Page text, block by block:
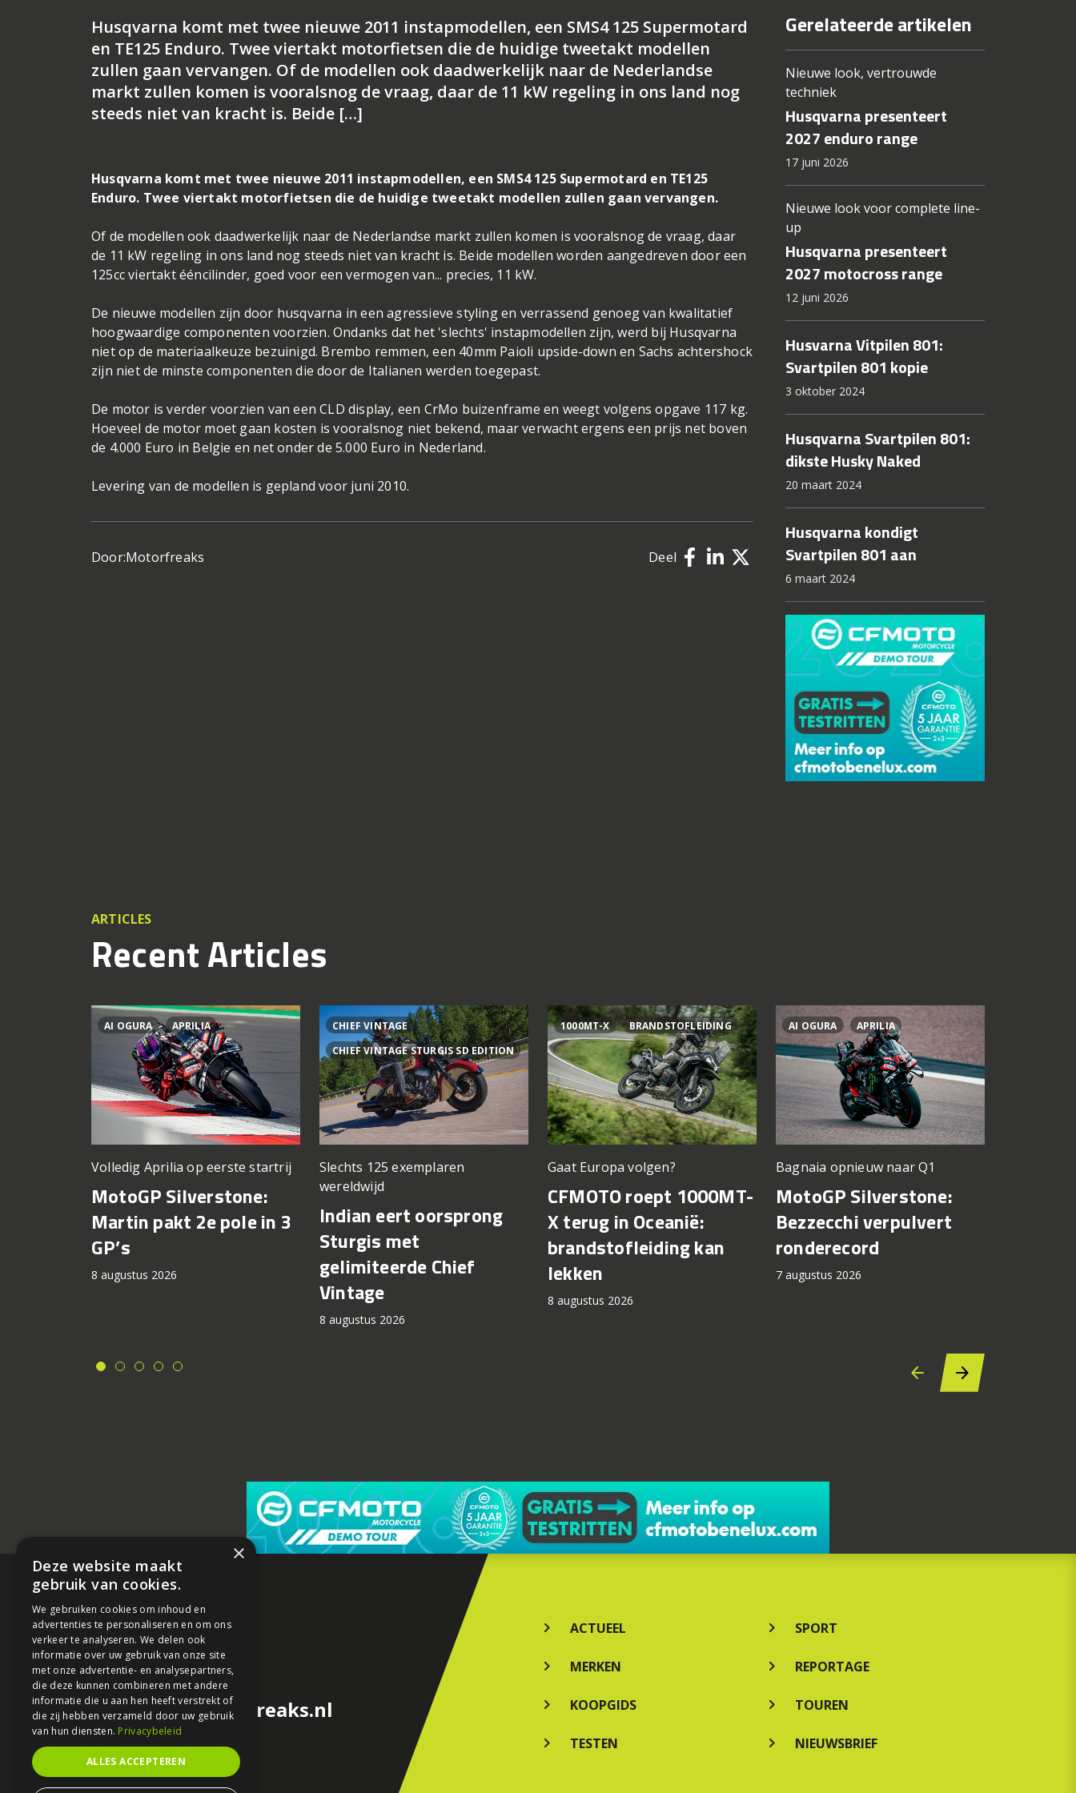
Husqvarna komt met twee nieuwe 2011 instapmodellen, een SMS4 125 Supermotard
en TE125 Enduro. Twee viertakt motorfietsen die de huidige tweetakt modellen
zullen gaan vervangen. Of de modellen ook daadwerkelijk naar de Nederlandse
markt zullen komen is vooralsnog de vraag, daar de 11 kW regeling in ons land nog
steeds niet van kracht is. Beide […]
Husqvarna komt met twee nieuwe 2011 instapmodellen, een SMS4 125 Supermotard en TE125
Enduro. Twee viertakt motorfietsen die de huidige tweetakt modellen zullen gaan vervangen.
Of de modellen ook daadwerkelijk naar de Nederlandse markt zullen komen is vooralsnog de vraag, daar
de 11 kW regeling in ons land nog steeds niet van kracht is. Beide modellen worden aangedreven door een
125cc viertakt ééncilinder, goed voor een vermogen van... precies, 11 kW.
De nieuwe modellen zijn door husqvarna in een agressieve styling en verrassend genoeg van kwalitatief
hoogwaardige componenten voorzien. Ondanks dat het 'slechts' instapmodellen zijn, werd bij Husqvarna
niet op de materiaalkeuze bezuinigd. Brembo remmen, een 40mm Paioli upside-down en Sachs achtershock
zijn niet de minste componenten die door de Italianen werden toegepast.
De motor is verder voorzien van een CLD display, een CrMo buizenframe en weegt volgens opgave 117 kg.
Hoeveel de motor moet gaan kosten is vooralsnog niet bekend, maar verwacht ergens een prijs net boven
de 4.000 Euro in Belgie en net onder de 5.000 Euro in Nederland.
Levering van de modellen is gepland voor juni 2010.
Door:Motorfreaks Deel
Gerelateerde artikelen
Nieuwe look, vertrouwde
techniek
Husqvarna presenteert
2027 enduro range
17 juni 2026
Nieuwe look voor complete line-
up
Husqvarna presenteert
2027 motocross range
12 juni 2026
Husvarna Vitpilen 801:
Svartpilen 801 kopie
3 oktober 2024
Husqvarna Svartpilen 801:
dikste Husky Naked
20 maart 2024
Husqvarna kondigt
Svartpilen 801 aan
6 maart 2024
ARTICLES
Recent Articles
AI OGURA APRILIA
Volledig Aprilia op eerste startrij
MotoGP Silverstone:
Martin pakt 2e pole in 3
GP’s
8 augustus 2026
CHIEF VINTAGE
CHIEF VINTAGE STURGIS SD EDITION
Slechts 125 exemplaren
wereldwijd
Indian eert oorsprong
Sturgis met
gelimiteerde Chief
Vintage
8 augustus 2026
1000MT-X BRANDSTOFLEIDING
Gaat Europa volgen?
CFMOTO roept 1000MT-
X terug in Oceanië:
brandstofleiding kan
lekken
8 augustus 2026
AI OGURA APRILIA
Bagnaia opnieuw naar Q1
MotoGP Silverstone:
Bezzecchi verpulvert
ronderecord
7 augustus 2026
redactie@motorfreaks.nl
ACTUEEL
MERKEN
KOOPGIDS
TESTEN
SPORT
REPORTAGE
TOUREN
NIEUWSBRIEF
×
Deze website maakt
gebruik van cookies.
We gebruiken cookies om inhoud en
advertenties te personaliseren en om ons
verkeer te analyseren. We delen ook
informatie over uw gebruik van onze site
met onze advertentie- en analysepartners,
die deze kunnen combineren met andere
informatie die u aan hen heeft verstrekt of
die zij hebben verzameld door uw gebruik
van hun diensten. Privacybeleid
ALLES ACCEPTEREN